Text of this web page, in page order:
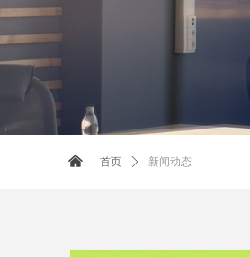
낀 首页 ꄲ 新闻动态